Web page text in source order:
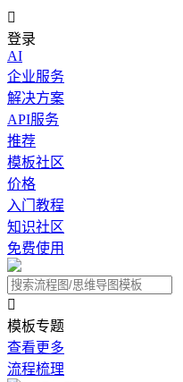

登录
AI
企业服务
解决方案
API服务
推荐
模板社区
价格
入门教程
知识社区
免费使用

模板专题
查看更多
流程梳理